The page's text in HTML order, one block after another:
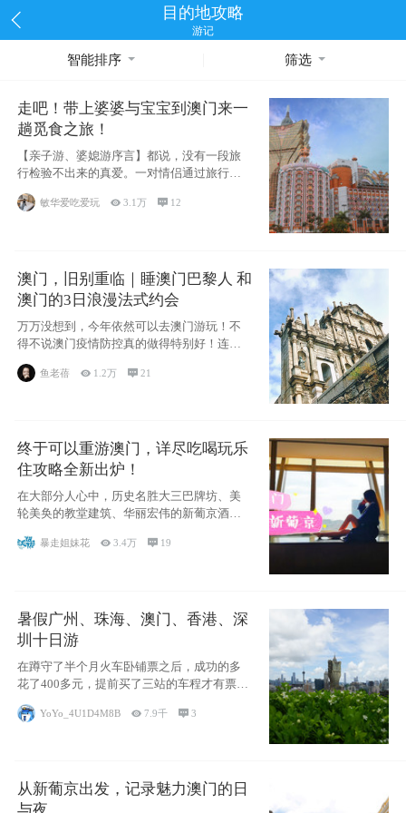
目的地攻略
游记
智能排序 筛选
走吧！带上婆婆与宝宝到澳门来一
趟觅食之旅！
【亲子游、婆媳游序言】都说，没有一段旅
行检验不出来的真爱。一对情侣通过旅行的
相处能够
敏华爱吃爱玩  3.1万  12
澳门，旧别重临｜睡澳门巴黎人 和
澳门的3日浪漫法式约会
万万没想到，今年依然可以去澳门游玩！不
得不说澳门疫情防控真的做得特别好！连续
鱼老蓓  1.2万 21
终于可以重游澳门，详尽吃喝玩乐
住攻略全新出炉！
在大部分人心中，历史名胜大三巴牌坊、美
轮美奂的教堂建筑、华丽宏伟的新葡京酒
暴走姐妹花 3.4万  19
暑假广州、珠海、澳门、香港、深
圳十日游
在蹲守了半个月火车卧铺票之后，成功的多
花了400多元，提前买了三站的车程才有票并
YoYo_4U1D4M8B 7.9千  3
从新葡京出发，记录魅力澳门的日